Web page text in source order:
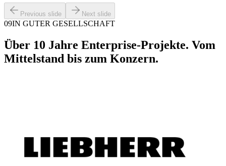
Previous slide Next slide
09IN GUTER GESELLSCHAFT
Über 10 Jahre Enterprise-Projekte. Vom
Mittelstand bis zum Konzern.